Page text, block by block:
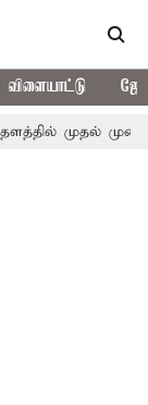
விளையாட்டு
முறையாக